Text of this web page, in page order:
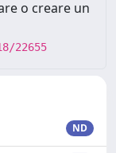
o creare un
22655
ND